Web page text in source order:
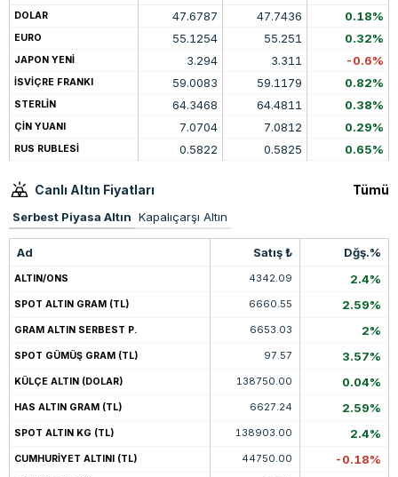
DOLAR 47.6787 47.7436 0.18%
EURO 55.1254 55.251 0.32%
JAPON YENİ 3.294 3.311 -0.6%
İSVİÇRE FRANKI 59.0083 59.1179 0.82%
STERLİN 64.3468 64.4811 0.38%
ÇİN YUANI 7.0704 7.0812 0.29%
RUS RUBLESİ 0.5822 0.5825 0.65%
Canlı Altın Fiyatları Tümü
Serbest Piyasa Altın Kapalıçarşı Altın
Ad Satış ₺ Dğş.%
ALTIN/ONS 4342.09 2.4%
SPOT ALTIN GRAM (TL) 6660.55 2.59%
GRAM ALTIN SERBEST P. 6653.03 2%
SPOT GÜMÜŞ GRAM (TL) 97.57 3.57%
KÜLÇE ALTIN (DOLAR) 138750.00 0.04%
HAS ALTIN GRAM (TL) 6627.24 2.59%
SPOT ALTIN KG (TL) 138903.00 2.4%
CUMHURİYET ALTINI (TL) 44750.00 -0.18%